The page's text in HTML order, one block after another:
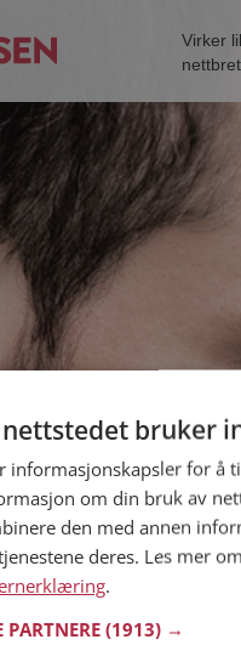
Virker
bruker
informasjonskapsler for å
om din bruk av
den med annen
deres. Les mer om
.
PARTNERE (1913) →